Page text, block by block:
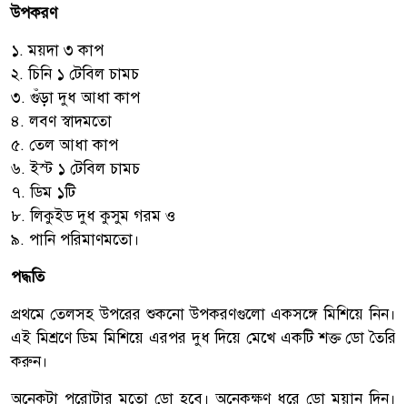
উপকরণ
১. ময়দা ৩ কাপ
২. চিনি ১ টেবিল চামচ
৩. গুঁড়া দুধ আধা কাপ
৪. লবণ স্বাদমতো
৫. তেল আধা কাপ
৬. ইস্ট ১ টেবিল চামচ
৭. ডিম ১টি
৮. লিকুইড দুধ কুসুম গরম ও
৯. পানি পরিমাণমতো।
পদ্ধতি
প্রথমে তেলসহ উপরের শুকনো উপকরণগুলো একসঙ্গে মিশিয়ে নিন।
এই মিশ্রণে ডিম মিশিয়ে এরপর দুধ দিয়ে মেখে একটি শক্ত ডো তৈরি
করুন।
অনেকটা পরোটার মতো ডো হবে। অনেকক্ষণ ধরে ডো ময়ান দিন।